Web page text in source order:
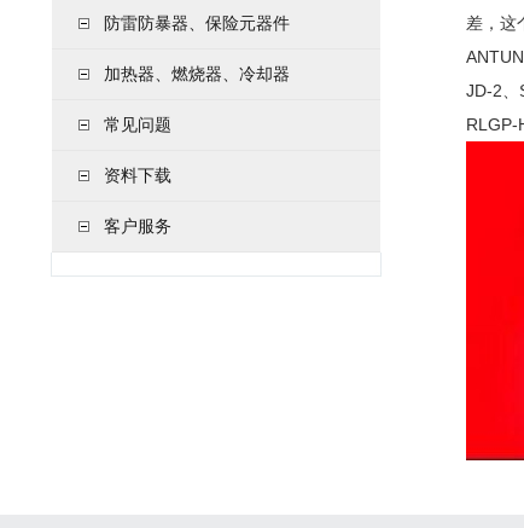
防雷防暴器、保险元器件
加热器、燃烧器、冷却器
常见问题
资料下载
客户服务
差，这
JD-2、
RLGP-